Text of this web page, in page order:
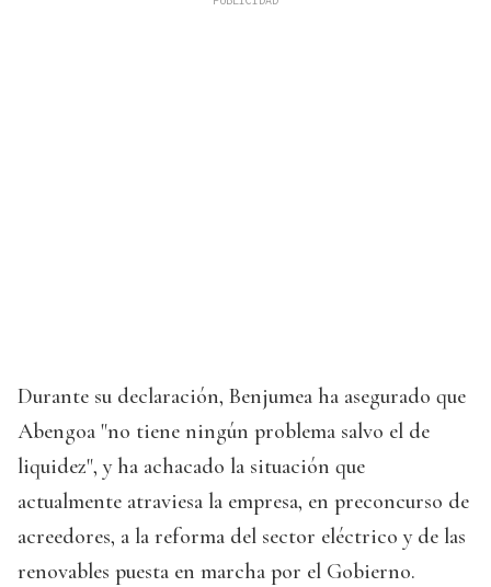
Durante su declaración, Benjumea ha asegurado que
Abengoa "no tiene ningún problema salvo el de
liquidez", y ha achacado la situación que
actualmente atraviesa la empresa, en preconcurso de
acreedores, a la reforma del sector eléctrico y de las
renovables puesta en marcha por el Gobierno.